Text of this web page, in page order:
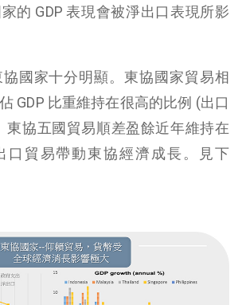
的 GDP 表現會被淨出口表現所影
國家十分明顯。東協國家貿易相
GDP 比重維持在很高的比例 (出口
東協五國貿易順差盈餘近年維持在
口貿易帶動東協經濟成長。見下